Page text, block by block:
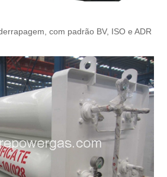
com padrão BV, ISO e ADR